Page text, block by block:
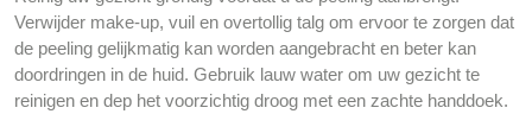
Verwijder make-up, vuil en overtollig talg om ervoor te zorgen dat
de peeling gelijkmatig kan worden aangebracht en beter kan
doordringen in de huid. Gebruik lauw water om uw gezicht te
reinigen en dep het voorzichtig droog met een zachte handdoek.